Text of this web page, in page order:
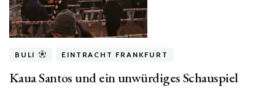
BULI EINTRACHT FRANKFURT
Kaua Santos und ein unwürdiges Schauspiel